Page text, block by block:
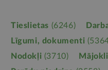
Tieslietas (6246)
Līgumi, dokumenti
Nodokļi (3710)